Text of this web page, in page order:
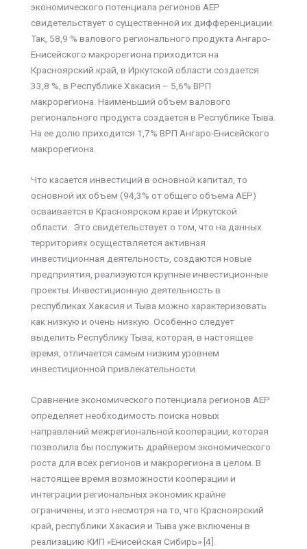
экономического потенциала регионов АЕР
свидетельствует о существенной их дифференциации.
Так, 58,9 % валового регионального продукта Ангаро-
Енисейского макрорегиона приходится на
Красноярский край, в Иркутской области создается
33,8 %, в Республике Хакасия – 5,6% ВРП
макрорегиона. Наименьший объем валового
регионального продукта создается в Республике Тыва.
На ее долю приходится 1,7% ВРП Ангаро-Енисейского
макрорегиона.
Что касается инвестиций в основной капитал, то
основной их объем (94,3% от общего объема АЕР)
осваивается в Красноярском крае и Иркутской
области. Это свидетельствует о том, что на данных
территориях осуществляется активная
инвестиционная деятельность, создаются новые
предприятия, реализуются крупные инвестиционные
проекты. Инвестиционную деятельность в
республиках Хакасия и Тыва можно характеризовать
как низкую и очень низкую. Особенно следует
выделить Республику Тыва, которая, в настоящее
время, отличается самым низким уровнем
инвестиционной привлекательности.
Сравнение экономического потенциала регионов АЕР
определяет необходимость поиска новых
направлений межрегиональной кооперации, которая
позволила бы послужить драйвером экономического
роста для всех регионов и макрорегиона в целом. В
настоящее время возможности кооперации и
интеграции региональных экономик крайне
ограничены, и это несмотря на то, что Красноярский
край, республики Хакасия и Тыва уже включены в
реализацию КИП «Енисейская Сибирь» [4].